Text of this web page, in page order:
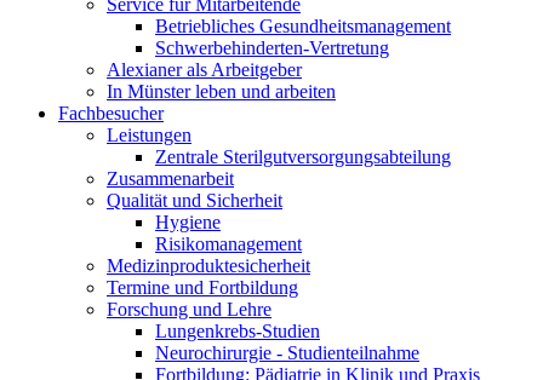
Service für Mitarbeitende
Betriebliches Gesundheitsmanagement
Schwerbehinderten-Vertretung
Alexianer als Arbeitgeber
In Münster leben und arbeiten
Fachbesucher
Leistungen
Zentrale Sterilgutversorgungsabteilung
Zusammenarbeit
Qualität und Sicherheit
Hygiene
Risikomanagement
Medizinproduktesicherheit
Termine und Fortbildung
Forschung und Lehre
Lungenkrebs-Studien
Neurochirurgie - Studienteilnahme
Fortbildung: Pädiatrie in Klinik und Praxis